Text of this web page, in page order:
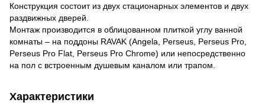
Конструкция состоит из двух стационарных элементов и двух
раздвижных дверей.
Монтаж производится в облицованном плиткой углу ванной
комнаты – на поддоны RAVAK (Angela, Perseus, Perseus Pro,
Perseus Pro Flat, Perseus Pro Chrome) или непосредственно
на пол с встроенным душевым каналом или трапом.
Характеристики